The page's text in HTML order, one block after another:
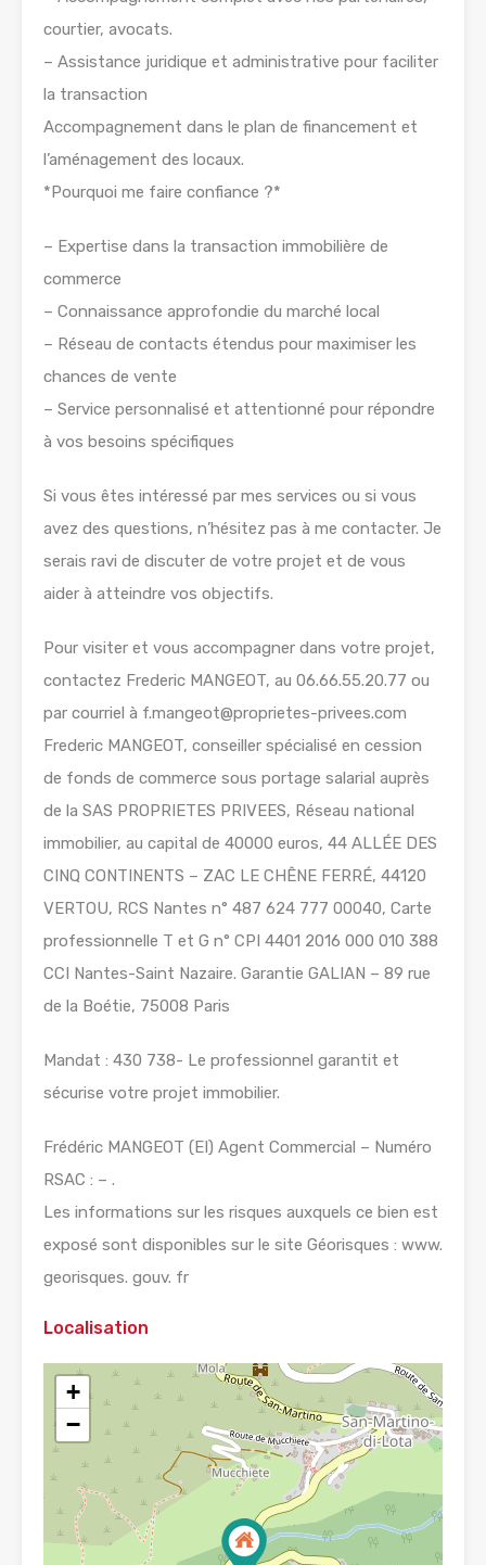
courtier, avocats.
– Assistance juridique et administrative pour faciliter
la transaction
Accompagnement dans le plan de financement et
l’aménagement des locaux.
*Pourquoi me faire confiance ?*
– Expertise dans la transaction immobilière de
commerce
– Connaissance approfondie du marché local
– Réseau de contacts étendus pour maximiser les
chances de vente
– Service personnalisé et attentionné pour répondre
à vos besoins spécifiques
Si vous êtes intéressé par mes services ou si vous
avez des questions, n’hésitez pas à me contacter. Je
serais ravi de discuter de votre projet et de vous
aider à atteindre vos objectifs.
Pour visiter et vous accompagner dans votre projet,
contactez Frederic MANGEOT, au 06.66.55.20.77 ou
par courriel à f.mangeot@proprietes-privees.com
Frederic MANGEOT, conseiller spécialisé en cession
de fonds de commerce sous portage salarial auprès
de la SAS PROPRIETES PRIVEES, Réseau national
immobilier, au capital de 40000 euros, 44 ALLÉE DES
CINQ CONTINENTS – ZAC LE CHÊNE FERRÉ, 44120
VERTOU, RCS Nantes n° 487 624 777 00040, Carte
professionnelle T et G n° CPI 4401 2016 000 010 388
CCI Nantes-Saint Nazaire. Garantie GALIAN – 89 rue
de la Boétie, 75008 Paris
Mandat : 430 738- Le professionnel garantit et
sécurise votre projet immobilier.
Frédéric MANGEOT (EI) Agent Commercial – Numéro
RSAC : – .
Les informations sur les risques auxquels ce bien est
exposé sont disponibles sur le site Géorisques : www.
georisques. gouv. fr
Localisation
+
−